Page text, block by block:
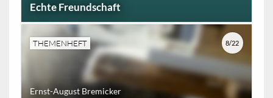
Echte Freundschaft
THEMENHEFT
Ernst-August Bremicker
8/22